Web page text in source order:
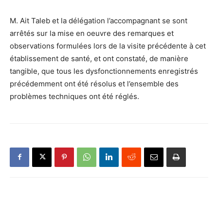
M. Ait Taleb et la délégation l’accompagnant se sont
arrêtés sur la mise en oeuvre des remarques et
observations formulées lors de la visite précédente à cet
établissement de santé, et ont constaté, de manière
tangible, que tous les dysfonctionnements enregistrés
précédemment ont été résolus et l’ensemble des
problèmes techniques ont été réglés.